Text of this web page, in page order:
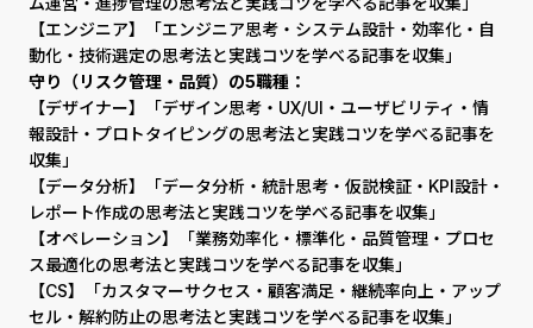
【エンジニア】「エンジニア思考・システム設計・効率化・自
動化・技術選定の思考法と実践コツを学べる記事を収集」
守り（リスク管理・品質）の5職種：
【デザイナー】「デザイン思考・UX/UI・ユーザビリティ・情
報設計・プロトタイピングの思考法と実践コツを学べる記事を
収集」
【データ分析】「データ分析・統計思考・仮説検証・KPI設計・
レポート作成の思考法と実践コツを学べる記事を収集」
【オペレーション】「業務効率化・標準化・品質管理・プロセ
ス最適化の思考法と実践コツを学べる記事を収集」
【CS】「カスタマーサクセス・顧客満足・継続率向上・アップ
セル・解約防止の思考法と実践コツを学べる記事を収集」